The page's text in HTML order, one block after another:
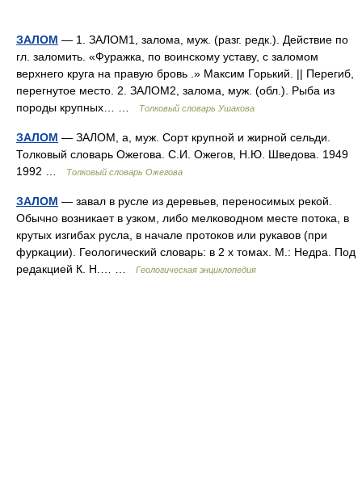
ЗАЛОМ — 1. ЗАЛОМ1, залома, муж. (разг. редк.). Действие по
гл. заломить. «Фуражка, по воинскому уставу, с заломом
верхнего круга на правую бровь .» Максим Горький. || Перегиб,
перегнутое место. 2. ЗАЛОМ2, залома, муж. (обл.). Рыба из
породы крупных… …
Толковый словарь Ушакова
ЗАЛОМ — ЗАЛОМ, а, муж. Сорт крупной и жирной сельди.
Толковый словарь Ожегова. С.И. Ожегов, Н.Ю. Шведова. 1949
1992 …
Толковый словарь Ожегова
ЗАЛОМ — завал в русле из деревьев, переносимых рекой.
Обычно возникает в узком, либо мелководном месте потока, в
крутых изгибах русла, в начале протоков или рукавов (при
фуркации). Геологический словарь: в 2 х томах. М.: Недра. Под
редакцией К. Н.… …
Геологическая энциклопедия